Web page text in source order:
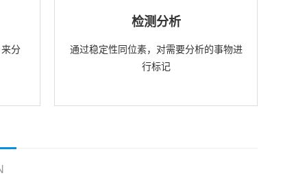
分
检测分析
通过稳定性同位素，对需要分析的事物进
行标记